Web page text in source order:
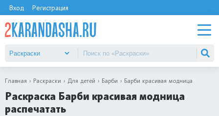
Вход Регистрация
Главная Раскраски Для детей Барби Барби красивая модница
Раскраска Барби красивая модница
распечатать